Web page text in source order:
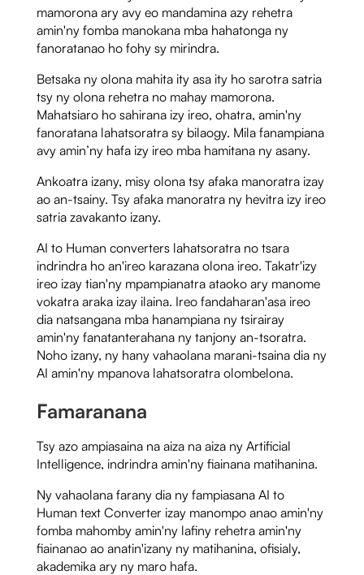
mamorona ary avy eo mandamina azy rehetra
amin'ny fomba manokana mba hahatonga ny
fanoratanao ho fohy sy mirindra.
Betsaka ny olona mahita ity asa ity ho sarotra satria
tsy ny olona rehetra no mahay mamorona.
Mahatsiaro ho sahirana izy ireo, ohatra, amin'ny
fanoratana lahatsoratra sy bilaogy. Mila fanampiana
avy amin’ny hafa izy ireo mba hamitana ny asany.
Ankoatra izany, misy olona tsy afaka manoratra izay
ao an-tsainy. Tsy afaka manoratra ny hevitra izy ireo
satria zavakanto izany.
AI to Human converters lahatsoratra no tsara
indrindra ho an'ireo karazana olona ireo. Takatr'izy
ireo izay tian'ny mpampianatra ataoko ary manome
vokatra araka izay ilaina. Ireo fandaharan'asa ireo
dia natsangana mba hanampiana ny tsirairay
amin'ny fanatanterahana ny tanjony an-tsoratra.
Noho izany, ny hany vahaolana marani-tsaina dia ny
AI amin'ny mpanova lahatsoratra olombelona.
Famaranana
Tsy azo ampiasaina na aiza na aiza ny Artificial
Intelligence, indrindra amin'ny fiainana matihanina.
Ny vahaolana farany dia ny fampiasana AI to
Human text Converter izay manompo anao amin'ny
fomba mahomby amin'ny lafiny rehetra amin'ny
fiainanao ao anatin'izany ny matihanina, ofisialy,
akademika ary ny maro hafa.